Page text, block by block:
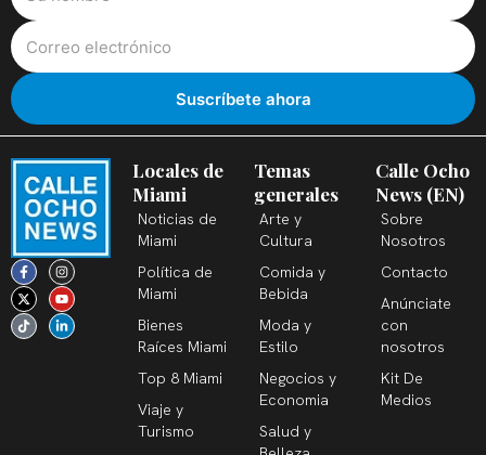
F
a
c
e
b
o
o
I
n
s
t
a
g
r
X
-
t
w
i
t
t
Y
o
u
t
u
b
e
T
i
k
t
o
k
L
i
n
k
e
d
i
Locales de
Miami
Noticias de
Miami
Política de
Miami
Bienes
Raíces Miami
Top 8 Miami
Viaje y
Turismo
Temas
generales
Arte y
Cultura
Comida y
Bebida
Moda y
Estilo
Negocios y
Economia
Salud y
Calle Ocho
News (EN)
Sobre
Nosotros
Contacto
Anúnciate
con
nosotros
Kit De
Medios